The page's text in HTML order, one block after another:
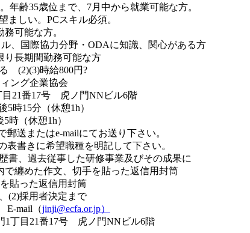
35歳位まで、7月中から就業可能な方。
い。PCスキル必須。
能な方。
国際協力分野・ODAに知識、関心がある方
期間勤務可能な方
(2)(3)時給800円?
ング企業協会
目21番17号 虎ノ門NNビル6階
5時15分（休憩1h）
休憩1h）
送またはe-mailにてお送り下さい。
に希望職種を明記して下さい。
去従事した研修事業及びその成果に
作文、切手を貼った返信用封筒
た返信用封筒
(2)採用者決定まで
mail（jinji@ecfa.or.jp）
1丁目21番17号 虎ノ門NNビル6階